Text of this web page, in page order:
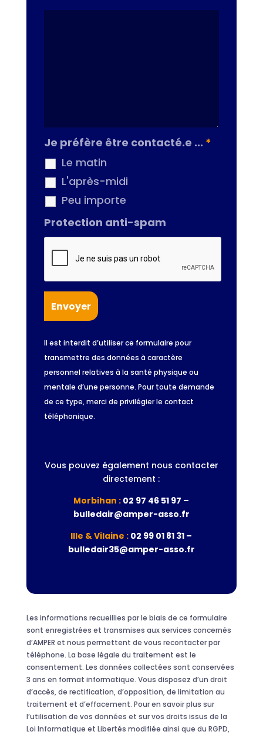
Je préfère être contacté.e ... *
Le matin
L'après-midi
Peu importe
Protection anti-spam
Il est interdit d’utiliser ce formulaire pour
transmettre des données à caractère
personnel relatives à la santé physique ou
mentale d’une personne. Pour toute demande
de ce type, merci de privilégier le contact
téléphonique.
Vous pouvez également nous contacter
directement :
Morbihan : 02 97 46 51 97 –
bulledair@amper-asso.fr
Ille & Vilaine : 02 99 01 81 31 –
bulledair35@amper-asso.fr
Les informations recueillies par le biais de ce formulaire
sont enregistrées et transmises aux services concernés
d’AMPER et nous permettent de vous recontacter par
téléphone. La base légale du traitement est le
consentement. Les données collectées sont conservées
3 ans en format informatique. Vous disposez d’un droit
d’accès, de rectification, d’opposition, de limitation au
traitement et d’effacement. Pour en savoir plus sur
l’utilisation de vos données et sur vos droits issus de la
Loi Informatique et Libertés modifiée ainsi que du RGPD,